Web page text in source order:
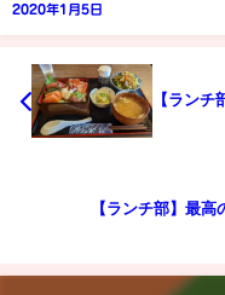
2020年1月5日
【ランチ
【ランチ部】最